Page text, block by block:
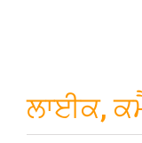
ਲਾਈਕ,